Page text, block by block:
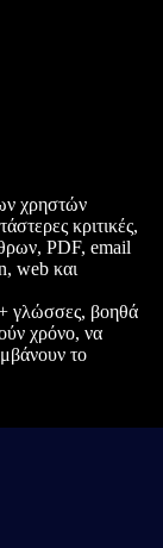
χρηστών
κριτικές,
PDF, email
web και
γλώσσες, βοηθά
χρόνο, να
το